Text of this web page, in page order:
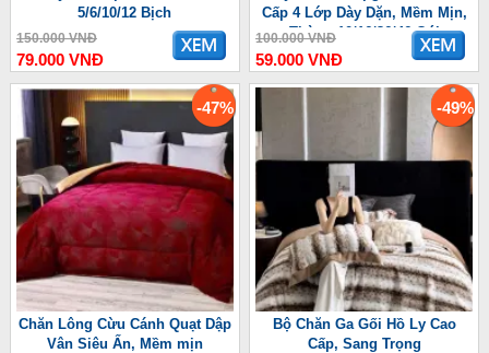
5/6/10/12 Bịch
150.000 VNĐ
79.000 VNĐ
Cấp 4 Lớp Dày Dặn, Mềm Mịn,
Thùng 10/16/36/46 Gói
100.000 VNĐ
59.000 VNĐ
-47%
Chăn Lông Cừu Cánh Quạt Dập
Vân Siêu Ấn, Mềm mịn
-49%
Bộ Chăn Ga Gối Hồ Ly Cao
Cấp, Sang Trọng